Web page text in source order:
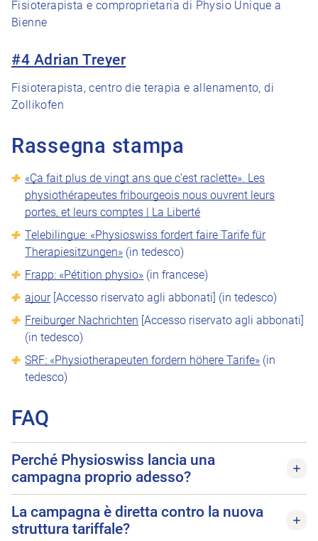
Fisioterapista e comproprietaria di Physio Unique a
Bienne
#4 Adrian Treyer
Fisioterapista, centro die terapia e allenamento, di
Zollikofen
Rassegna stampa
«Ça fait plus de vingt ans que c’est raclette». Les
physiothérapeutes fribourgeois nous ouvrent leurs
portes, et leurs comptes | La Liberté
Telebilingue: «Physioswiss fordert faire Tarife für
Therapiesitzungen» (in tedesco)
Frapp: «Pétition physio» (in francese)
ajour[Accesso riservato agli abbonati] (in tedesco)
Freiburger Nachrichten [Accesso riservato agli abbonati]
(in tedesco)
SRF: «Physiotherapeuten fordern höhere Tarife» (in
tedesco)
FAQ
Perché Physioswiss lancia una
campagna proprio adesso?
La campagna è diretta contro la nuova
struttura tariffale?